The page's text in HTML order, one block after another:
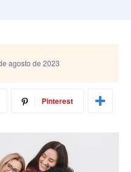
agosto de 2023
Pinterest